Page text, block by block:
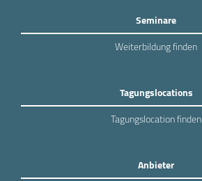
Seminare
Weiterbildung finden
Tagungslocations
Tagungslocation finden
Anbieter